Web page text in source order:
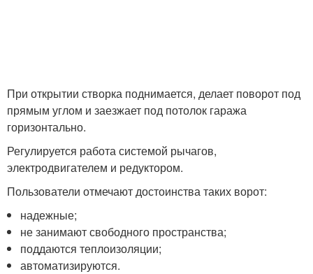
При открытии створка поднимается, делает поворот под
прямым углом и заезжает под потолок гаража
горизонтально.
Регулируется работа системой рычагов,
электродвигателем и редуктором.
Пользователи отмечают достоинства таких ворот:
надежные;
не занимают свободного пространства;
поддаются теплоизоляции;
автоматизируются.